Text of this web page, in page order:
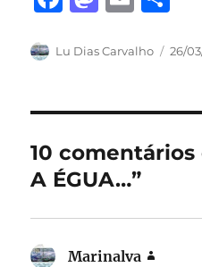
c
b
o
o
k
st
d
o
n
ai a
Autor
Lu Dias Carvalho 26/
10 comentários
A ÉGUA…”
Marinalva